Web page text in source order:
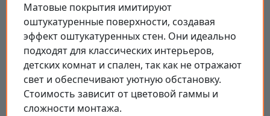
Матовые покрытия имитируют
оштукатуренные поверхности, создавая
эффект оштукатуренных стен. Они идеально
подходят для классических интерьеров,
детских комнат и спален, так как не отражают
свет и обеспечивают уютную обстановку.
Стоимость зависит от цветовой гаммы и
сложности монтажа.